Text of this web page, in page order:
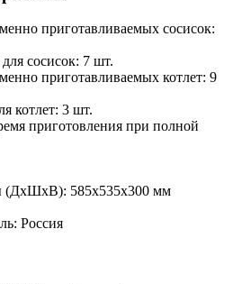
приготавливаемых сосисок:
сосисок: 7 шт.
приготавливаемых котлет: 9
котлет: 3 шт.
приготовления при полной
(ДхШхВ): 585х535х300 мм
Россия